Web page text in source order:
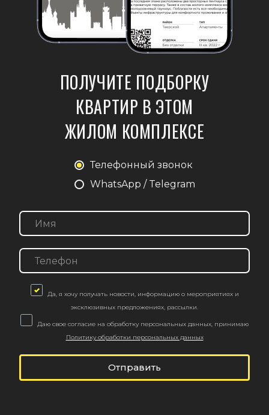
ПОЛУЧИТЕ ПОДБОРКУ
КВАРТИР В ЭТОМ
ЖИЛОМ КОМПЛЕКСЕ
Телефонный звонок
WhatsApp / Telegram
Да, я хочу получать новости, информацию о мероприятиях и
эксклюзивных предложениях, рассылки.
Даю свое согласие на обработку персональных данных, принимаю
Политику обработки персональных данных
Отправить